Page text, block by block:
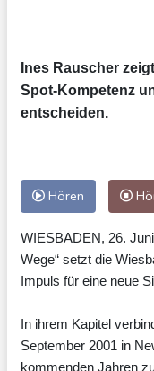
Ines Rauscher
Spot-Kompetenz
entscheiden.
Hören
WIESBADEN, 26.
Wege“ setzt die
Impuls für eine neue
In ihrem Kapitel
September 2001 in
kommenden Jahren